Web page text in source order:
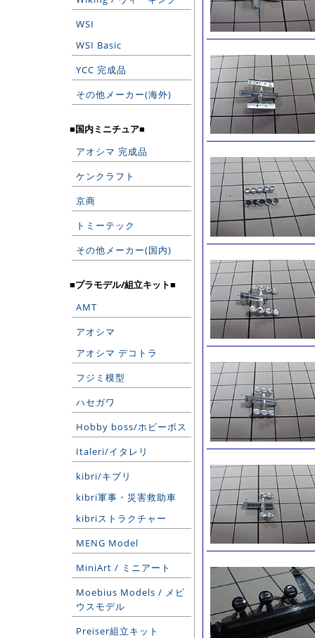
WSI
WSI Basic
YCC 完成品
その他メーカー(海外)
■国内ミニチュア■
アオシマ 完成品
ケンクラフト
京商
トミーテック
その他メーカー(国内)
■プラモデル/組立キット■
AMT
アオシマ
アオシマ デコトラ
フジミ模型
ハセガワ
Hobby boss/ホビーボス
Italeri/イタレリ
kibri/キブリ
kibri軍事・災害救助車
kibriストラクチャー
MENG Model
MiniArt / ミニアート
Moebius Models / メビ
ウスモデル
Preiser組立キット